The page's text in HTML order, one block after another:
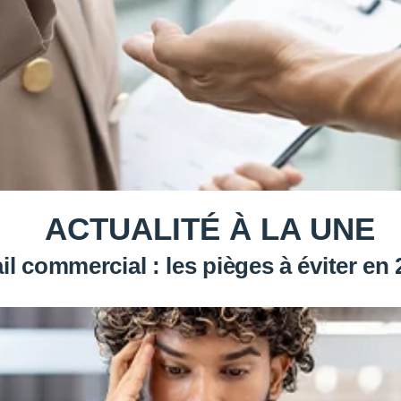
ACTUALITÉ À LA UNE
commercial : les pièges à éviter en